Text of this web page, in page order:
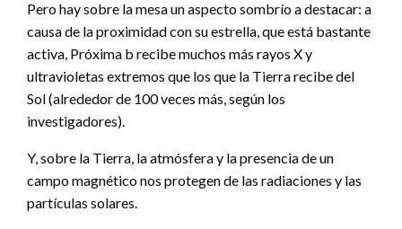
Pero hay sobre la mesa un aspecto sombrío a destacar: a
causa de la proximidad con su estrella, que está bastante
activa, Próxima b recibe muchos más rayos X y
ultravioletas extremos que los que la Tierra recibe del
Sol (alrededor de 100 veces más, según los
investigadores).
Y, sobre la Tierra, la atmósfera y la presencia de un
campo magnético nos protegen de las radiaciones y las
partículas solares.